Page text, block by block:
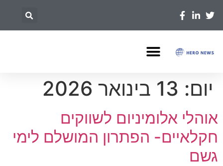
יום: 13 בינואר 2026
אוהלי אלומיניום לשווקים
חקלאיים- הפתרון המושלם לימי
גשם